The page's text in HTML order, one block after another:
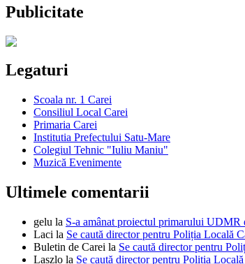
Publicitate
Legaturi
Scoala nr. 1 Carei
Consiliul Local Carei
Primaria Carei
Institutia Prefectului Satu-Mare
Colegiul Tehnic "Iuliu Maniu"
Muzică Evenimente
Ultimele comentarii
gelu la S-a amânat proiectul primarului UDMR
Laci la Se caută director pentru Poliția Locală
Buletin de Carei la Se caută director pentru
Laszlo la Se caută director pentru Poliția